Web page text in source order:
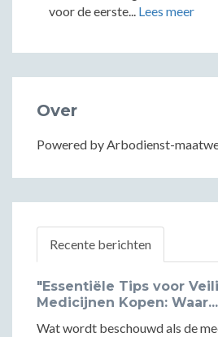
voor de eerste... Lees meer
Over
Powered by Arbodienst-
Recente berichten
"Essentiële Tips voor
Medicijnen Kopen: Waar...
Wat wordt beschouwd als de